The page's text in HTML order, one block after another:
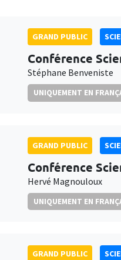
GRAND PUBLIC
Conférence
Stéphane Benveniste
UNIQUEMENT EN
GRAND PUBLIC
Conférence
Hervé Magnouloux
UNIQUEMENT EN
GRAND PUBLIC